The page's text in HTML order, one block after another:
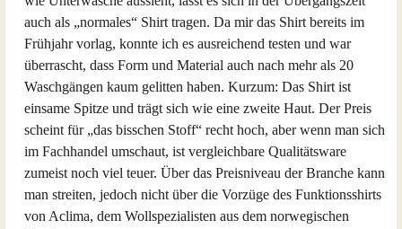
auch als „normales“ Shirt tragen. Da mir das Shirt bereits im
Frühjahr vorlag, konnte ich es ausreichend testen und war
überrascht, dass Form und Material auch nach mehr als 20
Waschgängen kaum gelitten haben. Kurzum: Das Shirt ist
einsame Spitze und trägt sich wie eine zweite Haut. Der Preis
scheint für „das bisschen Stoff“ recht hoch, aber wenn man sich
im Fachhandel umschaut, ist vergleichbare Qualitätsware
zumeist noch viel teuer. Über das Preisniveau der Branche kann
man streiten, jedoch nicht über die Vorzüge des Funktionsshirts
von Aclima, dem Wollspezialisten aus dem norwegischen